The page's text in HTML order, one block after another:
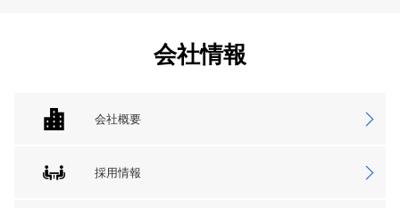
会社情報
会社概要
採用情報